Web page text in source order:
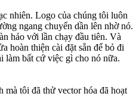
nhiên. Logo của chúng tôi luôn
ngang chuyển dần lên nhờ nó.
hảo với lần chạy đầu tiên. Và
hoàn thiện cài đặt sẵn để bỏ đi
làm bất cứ việc gì cho nó nữa.
tôi đã thử vector hóa đã hoạt